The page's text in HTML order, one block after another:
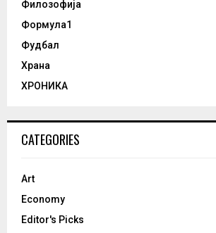
Филозофија
Формула1
Фудбал
Храна
ХРОНИКА
CATEGORIES
Art
Economy
Editor's Picks